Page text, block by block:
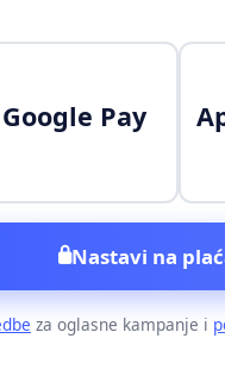
Google Pay
Nastavi na
za oglasne kampanje i